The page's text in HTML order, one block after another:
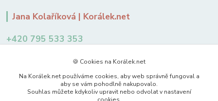
Jana Kolaříková | Korálek.net
+420 795 533 353
🍪 Cookies na Korálek.net
Na Korálek.net používáme cookies, aby web správně fungoval a
aby se vám pohodlně nakupovalo.
Souhlas můžete kdykoliv upravit nebo odvolat v nastavení
cookies.